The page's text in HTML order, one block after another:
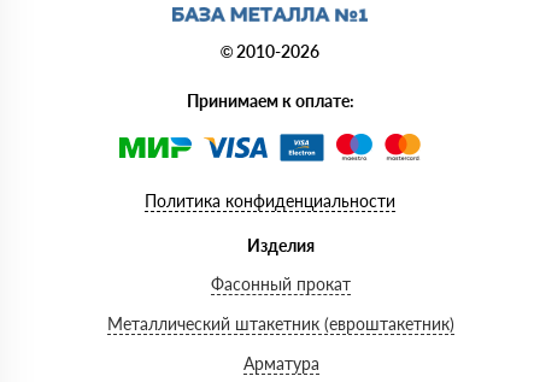
© 2010-2026
Принимаем к оплате:
Политика конфиденциальности
Изделия
Фасонный прокат
Металлический штакетник (евроштакетник)
Арматура